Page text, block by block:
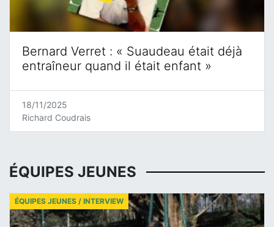
Bernard Verret : « Suaudeau était déjà
entraîneur quand il était enfant »
18/11/2025
Richard Coudrais
ÉQUIPES JEUNES
ÉQUIPES JEUNES / INTERVIEW